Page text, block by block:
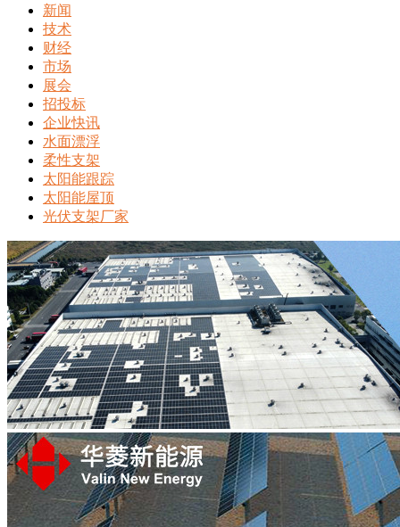
新闻
技术
财经
市场
展会
招投标
企业快讯
水面漂浮
柔性支架
太阳能跟踪
太阳能屋顶
光伏支架厂家